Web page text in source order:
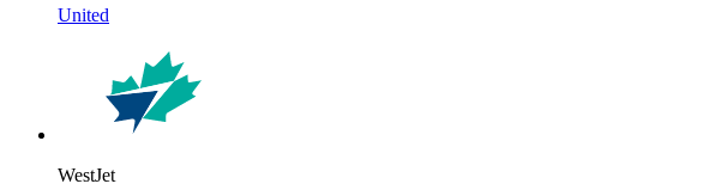
United
WestJet